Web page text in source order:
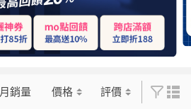
月銷量 價格 評價